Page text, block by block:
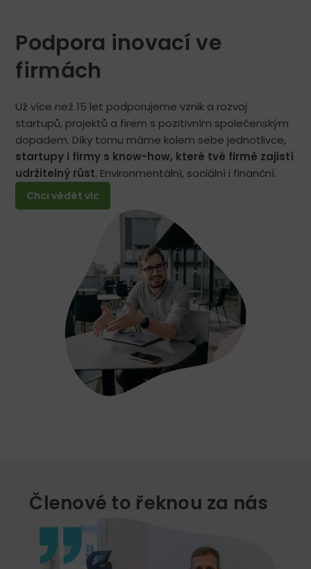
Podpora inovací ve
firmách
Už více než 15 let podporujeme vznik a rozvoj
startupů, projektů a firem s pozitivním společenským
dopadem. Díky tomu máme kolem sebe jednotlivce,
startupy i firmy s know-how, které tvé firmě zajistí
udržitelný růst. Environmentální, sociální i finanční.
Chci vědět víc
Členové to řeknou za nás